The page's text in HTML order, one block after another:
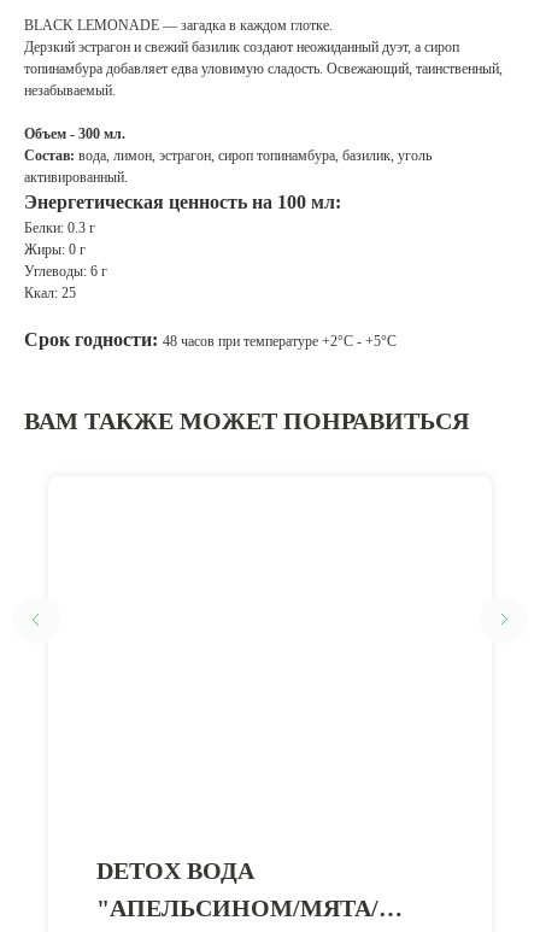
BLACK LEMONADE — загадка в каждом глотке.
Дерзкий эстрагон и свежий базилик создают неожиданный дуэт, а сироп
топинамбура добавляет едва уловимую сладость. Освежающий, таинственный,
незабываемый.
Объем - 300 мл.
Состав: вода, лимон, эстрагон, сироп топинамбура, базилик, уголь
активированный.
Энергетическая ценность на 100 мл:
Белки: 0.3 г
Жиры: 0 г
Углеводы: 6 г
Ккал: 25
Срок годности: 48 часов при температуре +2°C - +5°C
ВАМ ТАКЖЕ МОЖЕТ ПОНРАВИТЬСЯ
DETOX ВОДА
"АПЕЛЬСИНОМ/МЯТА/